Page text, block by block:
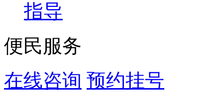
指导
便民服务
在线咨询 预约挂号